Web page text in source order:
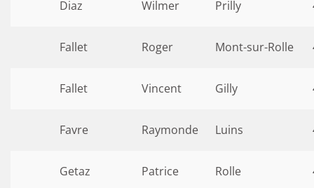
Diaz Wilmer Prilly
Fallet Roger Mont-sur-Rolle
Fallet Vincent Gilly
Favre Raymonde Luins
Getaz Patrice Rolle